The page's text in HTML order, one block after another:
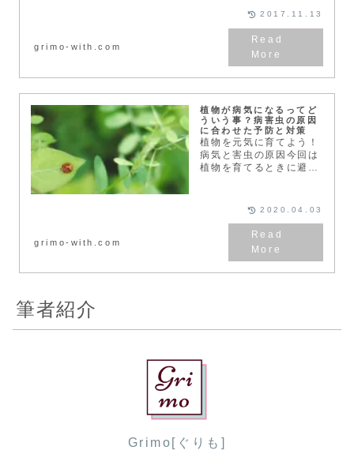
程を御覧になった方も多
か。養分を貯える部分に
よって、鱗茎（りんけ
grimo-with.com
2017.11.13
植物が病気になるってど
ういう事？病害虫の原因
に合わせた予防と対策
植物を元気に育てよう！
病気と害虫の原因今回は
植物を育てるときに避け
枯れてしまう原因は、水
外に「病害虫」がありま
すね。症状は植物によっ
grimo-with.com
2020.04.03
筆者紹介
Grimo[ぐりも]